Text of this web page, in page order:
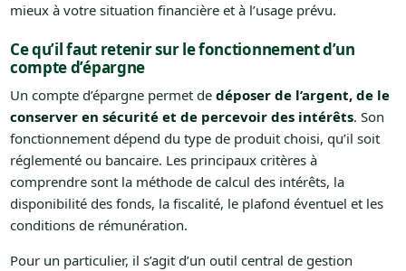
mieux à votre situation financière et à l’usage prévu.
Ce qu’il faut retenir sur le fonctionnement d’un
compte d’épargne
Un compte d’épargne permet de déposer de l’argent, de le
conserver en sécurité et de percevoir des intérêts. Son
fonctionnement dépend du type de produit choisi, qu’il soit
réglementé ou bancaire. Les principaux critères à
comprendre sont la méthode de calcul des intérêts, la
disponibilité des fonds, la fiscalité, le plafond éventuel et les
conditions de rémunération.
Pour un particulier, il s’agit d’un outil central de gestion